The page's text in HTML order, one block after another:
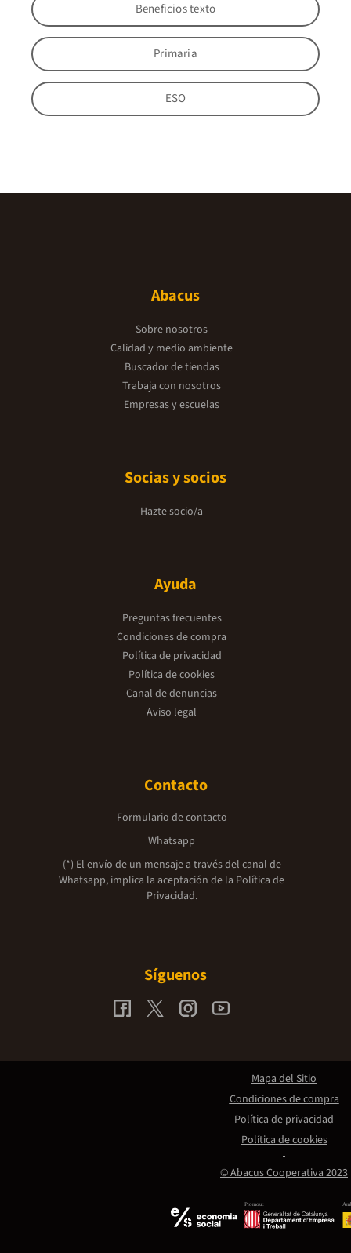
Beneficios texto
Primaria
ESO
Abacus
Sobre nosotros
Calidad y medio ambiente
Buscador de tiendas
Trabaja con nosotros
Empresas y escuelas
Socias y socios
Hazte socio/a
Ayuda
Preguntas frecuentes
Condiciones de compra
Política de privacidad
Política de cookies
Canal de denuncias
Aviso legal
Contacto
Formulario de contacto
Whatsapp
(*) El envío de un mensaje a través del canal de
Whatsapp, implica la aceptación de la Política de
Privacidad.
Síguenos
Promou:
© Abacus Cooperativa 2023
Mapa del Sitio
Condiciones de compra
Política de privacidad
Política de cookies